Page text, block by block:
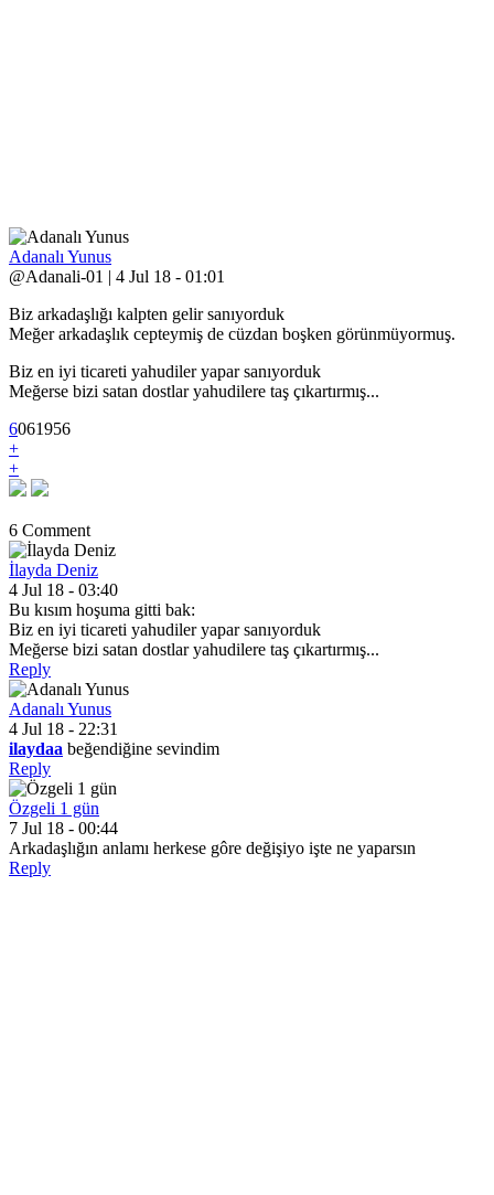
Adanalı Yunus
@Adanali-01 | 4 Jul 18 - 01:01
Biz arkadaşlığı kalpten gelir sanıyorduk
Meğer arkadaşlık cepteymiş de cüzdan boşken görünmüyormuş.
Biz en iyi ticareti yahudiler yapar sanıyorduk
Meğerse bizi satan dostlar yahudilere taş çıkartırmış...
6061956
+
+
6 Comment
İlayda Deniz
4 Jul 18 - 03:40
Bu kısım hoşuma gitti bak:
Biz en iyi ticareti yahudiler yapar sanıyorduk
Meğerse bizi satan dostlar yahudilere taş çıkartırmış...
Reply
Adanalı Yunus
4 Jul 18 - 22:31
ilaydaa beğendiğine sevindim
Reply
Özgeli 1 gün
7 Jul 18 - 00:44
Arkadaşlığın anlamı herkese gôre değişiyo işte ne yaparsın
Reply